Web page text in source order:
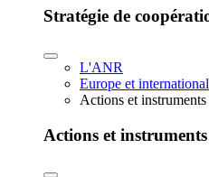
Stratégie de
L'ANR
Europe et international
Actions et
Actions et